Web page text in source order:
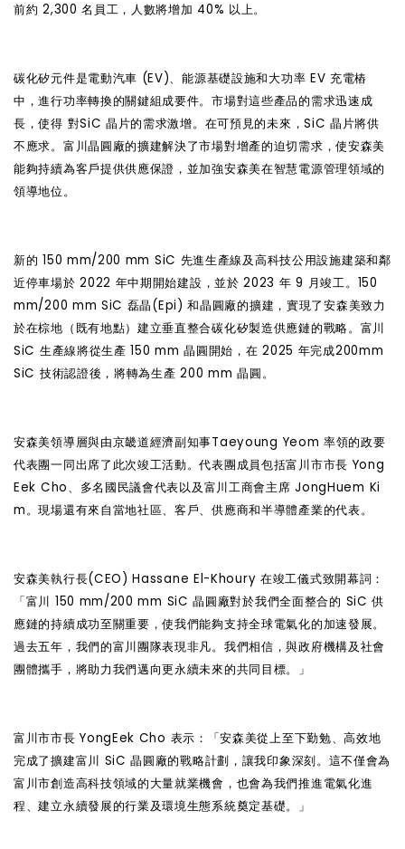
前約 2,300 名員工，人數將增加 40% 以上。
碳化矽元件是電動汽車 (EV)、能源基礎設施和大功率 EV 充電樁
中，進行功率轉換的關鍵組成要件。市場對這些產品的需求迅速成
長，使得 對SiC 晶片的需求激增。在可預見的未來，SiC 晶片將供
不應求。富川晶圓廠的擴建解決了市場對增產的迫切需求，使安森美
能夠持續為客戶提供供應保證，並加強安森美在智慧電源管理領域的
領導地位。
新的 150 mm/200 mm SiC 先進生產線及高科技公用設施建築和鄰
近停車場於 2022 年中期開始建設，並於 2023 年 9 月竣工。150
mm/200 mm SiC 磊晶(Epi) 和晶圓廠的擴建，實現了安森美致力
於在棕地（既有地點）建立垂直整合碳化矽製造供應鏈的戰略。富川
SiC 生產線將從生產 150 mm 晶圓開始，在 2025 年完成200mm
SiC 技術認證後 ，將轉為生產 200 mm 晶圓。
安森美領導層與由京畿道經濟副知事Taeyoung Yeom 率領的政要
代表團一同出席了此次竣工活動。代表團成員包括富川市市長 Yong
Eek Cho、多名國民議會代表以及富川工商會主席 JongHuem Ki
m。現場還有來自當地社區、客戶、供應商和半導體產業的代表。
安森美執行長(CEO) Hassane El-Khoury 在竣工儀式致開幕詞：
「富川 150 mm/200 mm SiC 晶圓廠對於我們全面整合的 SiC 供
應鏈的持續成功至關重要，使我們能夠支持全球電氣化的加速發展。
過去五年，我們的富川團隊表現非凡。我們相信，與政府機構及社會
團體攜手，將助力我們邁向更永續未來的共同目標。」
富川市市長 YongEek Cho 表示：「安森美從上至下勤勉、高效地
完成了擴建富川 SiC 晶圓廠的戰略計劃，讓我印象深刻。這不僅會為
富川市創造高科技領域的大量就業機會，也會為我們推進電氣化進
程、建立永續發展的行業及環境生態系統奠定基礎。」